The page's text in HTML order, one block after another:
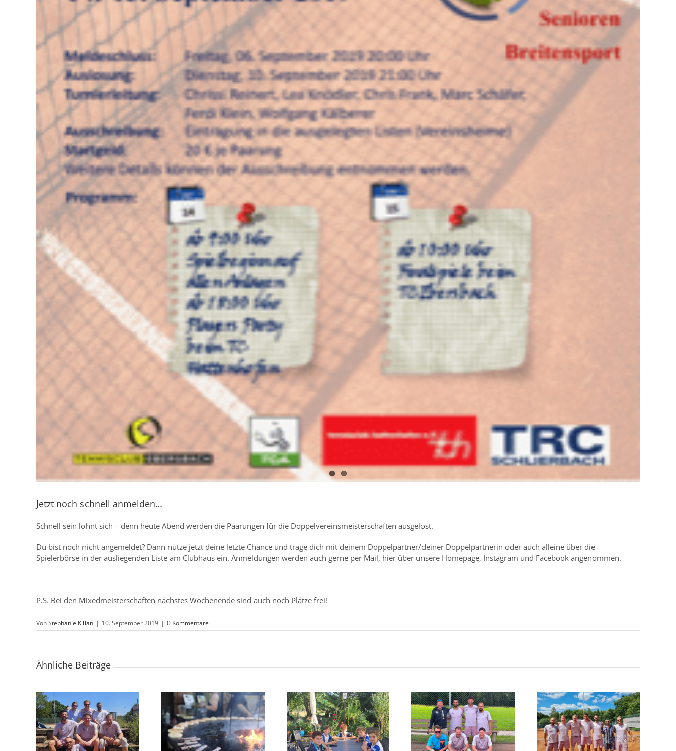
Jetzt noch schnell anmelden…
Schnell sein lohnt sich – denn heute Abend werden die Paarungen für die Doppelvereinsmeisterschaften ausgelost.
Du bist noch nicht angemeldet? Dann nutze jetzt deine letzte Chance und trage dich mit deinem Doppelpartner/deiner Doppelpartnerin oder auch alleine über die
Spielerbörse in der ausliegenden Liste am Clubhaus ein. Anmeldungen werden auch gerne per Mail, hier über unsere Homepage, Instagram und Facebook angenommen.
P.S. Bei den Mixedmeisterschaften nächstes Wochenende sind auch noch Plätze frei!
VonStephanie Kilian | 10. September 2019 | 0 Kommentare
Ähnliche Beiträge
Burger-Abend begeistert
Gäste im Tennisclub
Albershausen
U12 // starke Leistung und
verdienter Sieg
Herren 30 – Zweites Spiel –
zweiter Sieg!
Saisonstart nach Maß – 8:1-
Heimsieg gegen den TC
Lichtenwald